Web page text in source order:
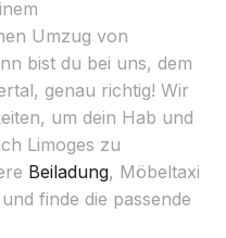
Umzug von
bist du bei uns, dem
genau richtig! Wir
um dein Hab und
Limoges zu
Beiladung, Möbeltaxi
finde die passende